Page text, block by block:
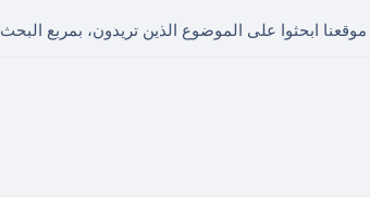
ابحثوا على الموضوع الذين تريدون، بمربع